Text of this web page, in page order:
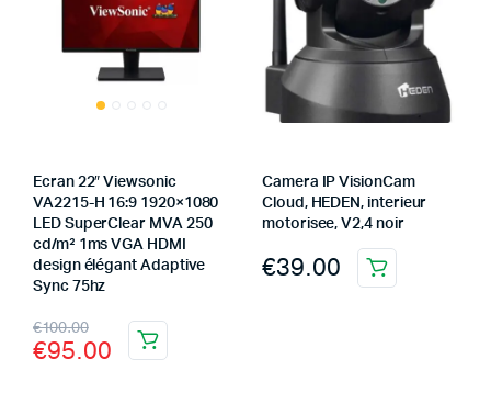
Ecran 22″ Viewsonic
VA2215-H 16:9 1920×1080
LED SuperClear MVA 250
cd/m² 1ms VGA HDMI
design élégant Adaptive
Sync 75hz
€100.00
€95.00
Camera IP VisionCam
Cloud, HEDEN, interieur
motorisee, V2,4 noir
€39.00